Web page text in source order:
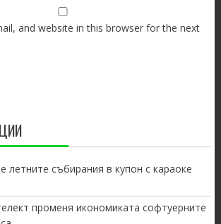
and website in this browser for the next
летните събирания в купон с караоке
променя икономиката софтуерните